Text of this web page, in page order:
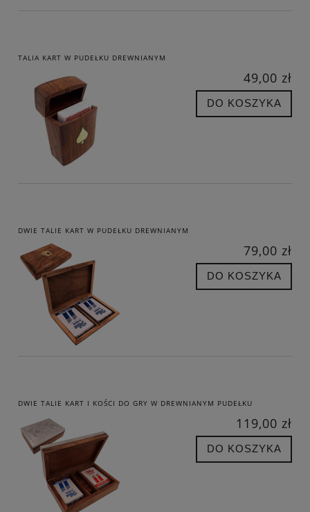
TALIA KART W PUDEŁKU DREWNIANYM
49,00 zł
DO KOSZYKA
DWIE TALIE KART W PUDEŁKU DREWNIANYM
79,00 zł
DO KOSZYKA
DWIE TALIE KART I KOŚCI DO GRY W DREWNIANYM PUDEŁKU
119,00 zł
DO KOSZYKA